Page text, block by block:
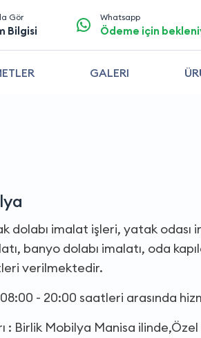
Gör
Bilgisi
Whatsapp
Ödeme için
GALERI
dolabı imalat işleri, yatak
banyo dolabı imalatı, oda
verilmektedir.
- 20:00 saatleri arasında
: Birlik Mobilya Manisa